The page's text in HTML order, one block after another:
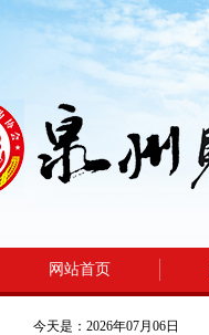
网站首页
今天是：2026年07月06日